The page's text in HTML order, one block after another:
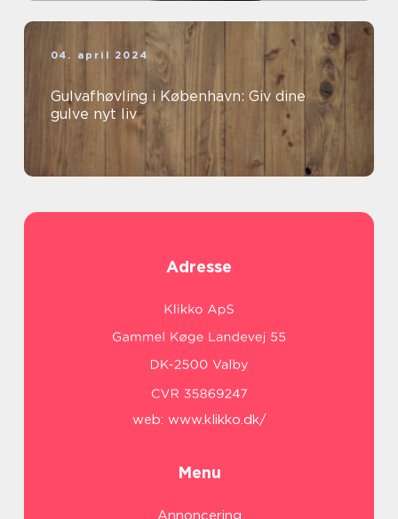
04. april 2024
Gulvafhøvling i København: Giv dine
gulve nyt liv
Adresse
web: www.klikko.dk/
Menu
Annoncering